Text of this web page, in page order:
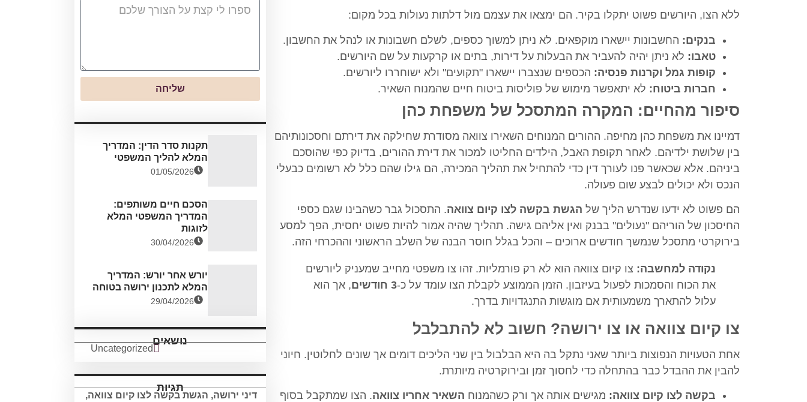
ללא הצו, היורשים פשוט יתקלו בקיר. הם ימצאו את עצמם מול דלתות נעולות בכל מקום:
בנקים: החשבונות יישארו מוקפאים. לא ניתן למשוך כספים, לשלם חשבונות או לנהל את החשבון.
טאבו: לא ניתן יהיה להעביר את הבעלות על דירות, בתים או קרקעות על שם היורשים.
קופות גמל וקרנות פנסיה: הכספים שנצברו יישארו "תקועים" ולא ישוחררו ליורשים.
חברות ביטוח: לא יתאפשר מימוש של פוליסות ביטוח חיים שהמנוח השאיר.
סיפור מהחיים: המקרה המתסכל של משפחת כהן
דמיינו את משפחת כהן מחיפה. ההורים המנוחים השאירו צוואה מסודרת שחילקה את דירתם וחסכונותיהם
בין שלושת ילדיהם. לאחר תקופת האבל, הילדים החליטו למכור את דירת ההורים, בדיוק כפי שהוסכם
ביניהם. אלא שכאשר פנו לעורך דין כדי להתחיל את תהליך המכירה, הם גילו שהם כלל לא רשומים כבעלי
הנכס ולא יכולים לבצע שום פעולה.
הם פשוט לא ידעו שנדרש הליך של הגשת בקשה לצו קיום צוואה. התסכול גבר כשהבינו שגם כספי
החיסכון של הוריהם "נעולים" בבנק ואין אליהם גישה. תהליך שהיה אמור להיות פשוט יחסית, הפך למסע
בירוקרטי מתסכל שנמשך חודשים ארוכים – והכל בגלל חוסר הבנה של השלב הראשוני וההכרחי הזה.
נקודה למחשבה: צו קיום צוואה הוא לא רק פורמליות. זהו צו משפטי מחייב שמעניק ליורשים
את הכוח והסמכות לפעול בעיזבון. הזמן הממוצע לקבלת הצו עומד על כ-3 חודשים
, אך הוא
עלול להתארך משמעותית אם מוגשות התנגדויות בדרך.
צו קיום צוואה או צו ירושה? חשוב לא להתבלבל
אחת הטעויות הנפוצות ביותר שאני נתקל בה היא הבלבול בין שני הליכים דומים אך שונים לחלוטין. חיוני
להבין את ההבדל כבר בהתחלה כדי לחסוך זמן ובירוקרטיה מיותרת.
בקשה לצו קיום צוואה: מגישים אותה אך ורק כשהמנוח השאיר אחריו צוואה. הצו שמתקבל בסוף
שליחה
תקנות סדר הדין: המדריך
המלא להליך המשפטי
01/05/2026
הסכם חיים משותפים:
המדריך המשפטי המלא
לזוגות
30/04/2026
יורש אחר יורש: המדריך
המלא לתכנון ירושה בטוחה
29/04/2026
נושאים
Uncategorized
תגיות
דיני ירושה, הגשת בקשה לצו קיום צוואה,